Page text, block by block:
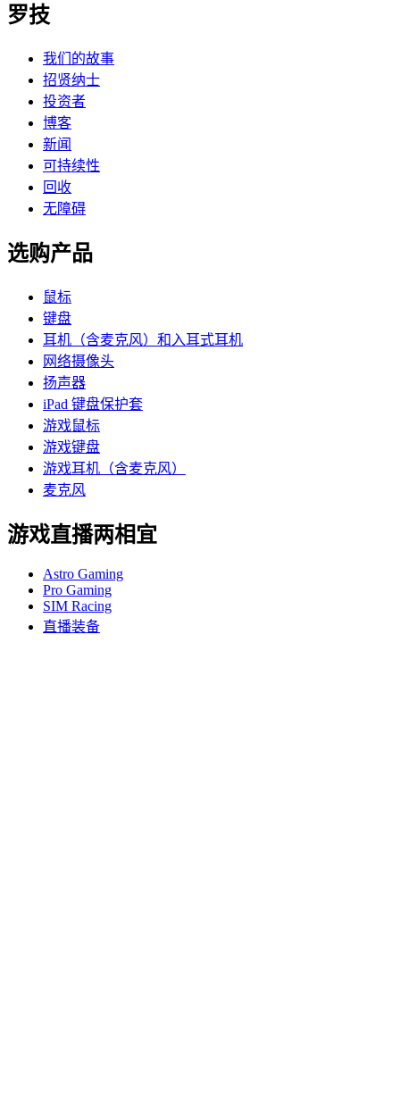
罗技
我们的故事
招贤纳士
投资者
博客
新闻
可持续性
回收
无障碍
选购产品
鼠标
键盘
耳机（含麦克风）和入耳式耳机
网络摄像头
扬声器
iPad 键盘保护套
游戏鼠标
游戏键盘
游戏耳机（含麦克风）
麦克风
游戏直播两相宜
Astro Gaming
Pro Gaming
SIM Racing
直播装备